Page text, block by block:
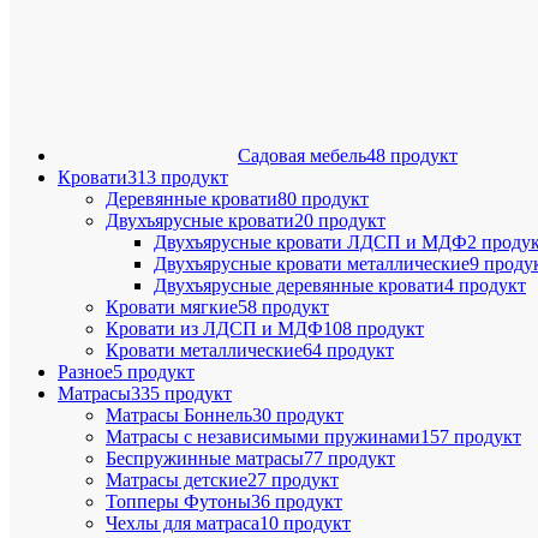
Садовая мебель48 продукт
Кровати313 продукт
Деревянные кровати80 продукт
Двухъярусные кровати20 продукт
Двухъярусные кровати ЛДСП и МДФ2
Двухъярусные кровати металлические9
Двухъярусные деревянные кровати4 продукт
Кровати мягкие58 продукт
Кровати из ЛДСП и МДФ108 продукт
Кровати металлические64 продукт
Разное5 продукт
Матрасы335 продукт
Матрасы Боннель30 продукт
Матрасы с независимыми пружинами157 продукт
Беспружинные матрасы77 продукт
Матрасы детские27 продукт
Топперы Футоны36 продукт
Чехлы для матраса10 продукт